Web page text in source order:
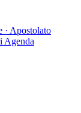
· Apostolato
Agenda